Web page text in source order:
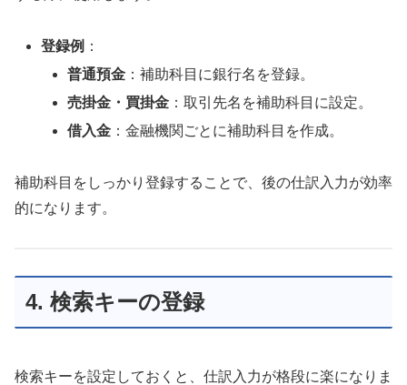
登録例 ：
普通預金 ：補助科目に銀行名を登録。
売掛金・買掛金 ：取引先名を補助科目に設定。
借入金 ：金融機関ごとに補助科目を作成。
補助科目をしっかり登録することで、後の仕訳入力が効率
的になります。
4. 検索キーの登録
検索キーを設定しておくと、仕訳入力が格段に楽になりま